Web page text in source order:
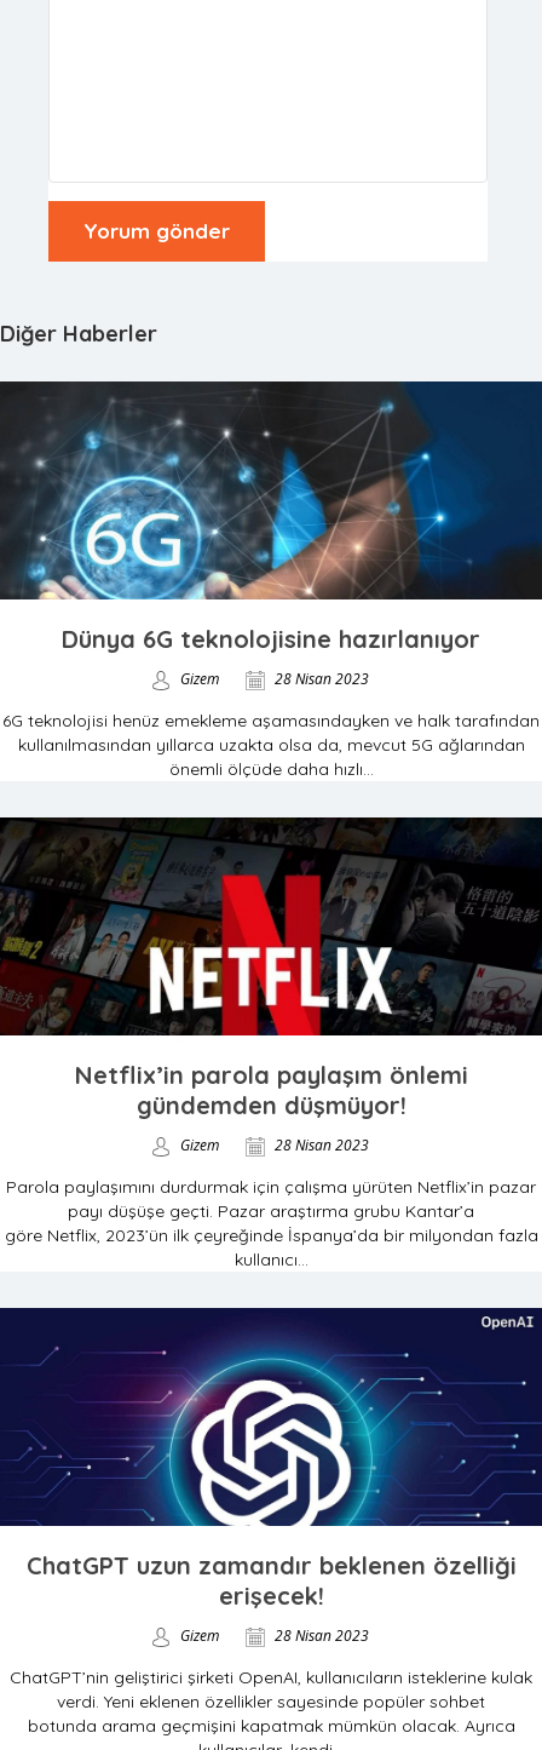
Diğer Haberler
Dünya 6G teknolojisine hazırlanıyor
Gizem 28 Nisan 2023
6G teknolojisi henüz emekleme aşamasındayken ve halk tarafından
kullanılmasından yıllarca uzakta olsa da, mevcut 5G ağlarından
önemli ölçüde daha hızlı...
Netflix’in parola paylaşım önlemi
gündemden düşmüyor!
Gizem 28 Nisan 2023
Parola paylaşımını durdurmak için çalışma yürüten Netflix’in pazar
payı düşüşe geçti. Pazar araştırma grubu Kantar’a
göre Netflix, 2023’ün ilk çeyreğinde İspanya’da bir milyondan fazla
kullanıcı...
ChatGPT uzun zamandır beklenen özelliği
erişecek!
Gizem 28 Nisan 2023
ChatGPT’nin geliştirici şirketi OpenAI, kullanıcıların isteklerine kulak
verdi. Yeni eklenen özellikler sayesinde popüler sohbet
botunda arama geçmişini kapatmak mümkün olacak. Ayrıca